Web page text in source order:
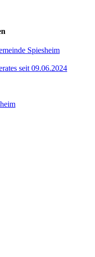
Spiesheim
seit 09.06.2024